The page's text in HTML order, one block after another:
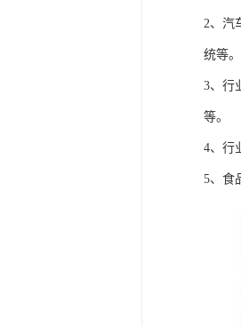
2、汽
统等。
3、行
等。
4、行
5、食